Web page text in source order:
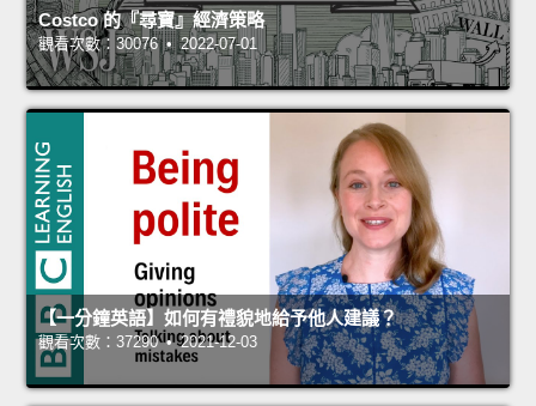
Costco 的『尋寶』經濟策略
觀看次數：30076 • 2022-07-01
【一分鐘英語】如何有禮貌地給予他人建議？
觀看次數：37290 • 2021-12-03